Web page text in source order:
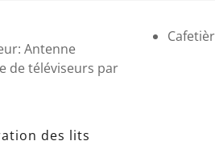
Antenne
de téléviseurs par
des lits